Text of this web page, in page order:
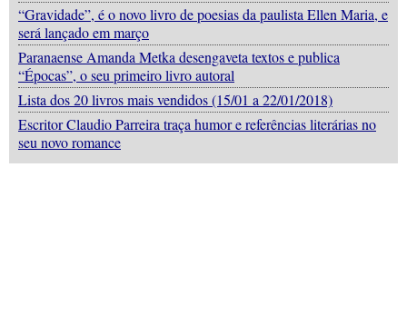
“Gravidade”, é o novo livro de poesias da paulista Ellen Maria, e
será lançado em março
Paranaense Amanda Metka desengaveta textos e publica
“Épocas”, o seu primeiro livro autoral
Lista dos 20 livros mais vendidos (15/01 a 22/01/2018)
Escritor Claudio Parreira traça humor e referências literárias no
seu novo romance